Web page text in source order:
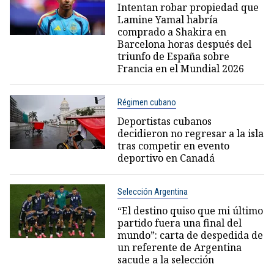
Intentan robar propiedad que
Lamine Yamal habría
comprado a Shakira en
Barcelona horas después del
triunfo de España sobre
Francia en el Mundial 2026
Régimen cubano
Deportistas cubanos
decidieron no regresar a la isla
tras competir en evento
deportivo en Canadá
Selección Argentina
“El destino quiso que mi último
partido fuera una final del
mundo”: carta de despedida de
un referente de Argentina
sacude a la selección